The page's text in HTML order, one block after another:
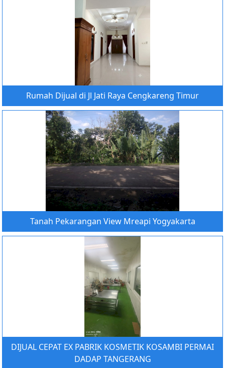
Rumah Dijual di Jl Jati Raya Cengkareng Timur
Tanah Pekarangan View Mreapi Yogyakarta
DIJUAL CEPAT EX PABRIK KOSMETIK KOSAMBI PERMAI
DADAP TANGERANG